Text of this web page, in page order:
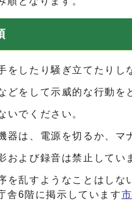
をしたり騒ぎ立てたりし
どをして示威的な行動を
いでください。
器は、電源を切るか、マ
および録音は禁止してい
を乱すようなことはしな
6階に掲示しています